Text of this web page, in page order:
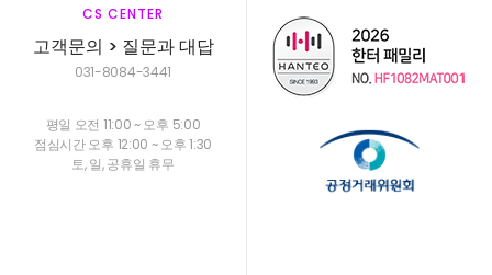
CS CENTER
고객문의 > 질문과 대답
031-8084-3441
평일 오전 11:00 ~ 오후 5:00
점심시간 오후 12:00 ~ 오후 1:30
토, 일, 공휴일 휴무